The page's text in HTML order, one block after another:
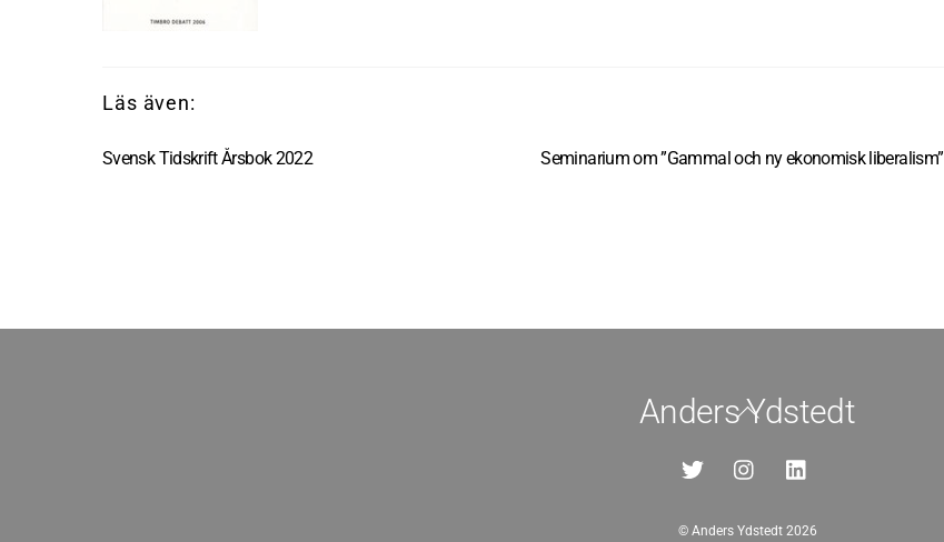
Svensk Tidskrift Årsbok 2022 Seminarium om ”Gammal och ny ekonomisk liberalism”
Back
Top
Anders Ydstedt
© Anders Ydstedt2026